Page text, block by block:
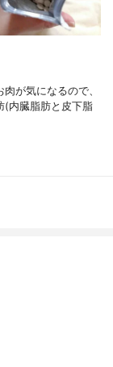
が気になるので、
(内臓脂肪と皮下脂